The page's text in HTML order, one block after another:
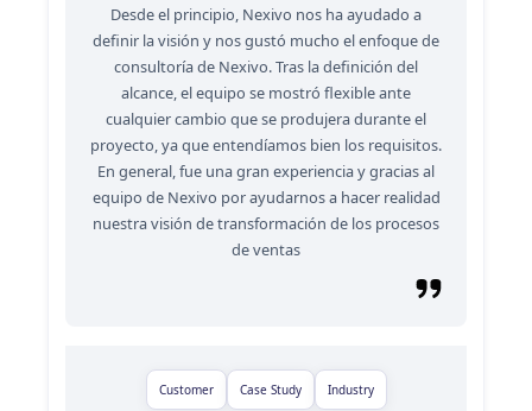
Desde el principio, Nexivo nos ha ayudado a
definir la visión y nos gustó mucho el enfoque de
consultoría de Nexivo. Tras la definición del
alcance, el equipo se mostró flexible ante
cualquier cambio que se produjera durante el
proyecto, ya que entendíamos bien los requisitos.
En general, fue una gran experiencia y gracias al
equipo de Nexivo por ayudarnos a hacer realidad
nuestra visión de transformación de los procesos
de ventas
Customer Case Study Industry